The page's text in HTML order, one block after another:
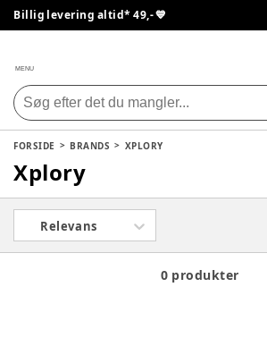
Billig levering altid* 49,- 💙
MENU
FORSIDE BRANDS XPLORY
Xplory
Relevans
0 produkter